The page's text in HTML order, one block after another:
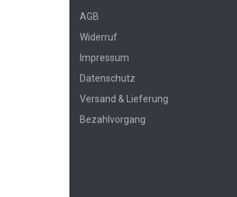
AGB
Widerruf
Impressum
Datenschutz
Versand & Lieferung
Bezahlvorgang